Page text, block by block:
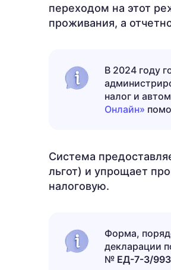
переходом на этот
проживания, а
В 2024 году
налог и
Онлайн»
Система
льгот) и упрощает
налоговую.
Форма,
декларации
№ ЕД-7-3/993